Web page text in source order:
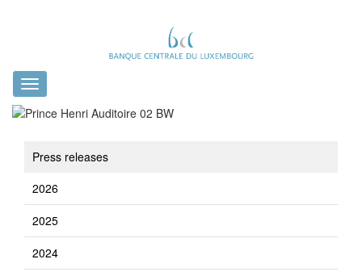
Toggle
navigation
Press releases
2026
2025
2024